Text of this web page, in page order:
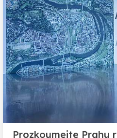
Prozkoumejte Prahu